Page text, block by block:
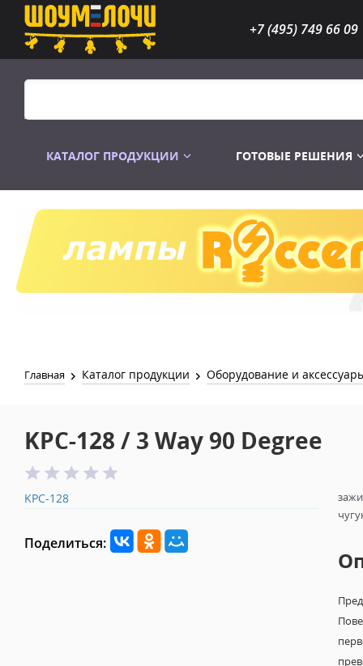
+7 (495) 749 66 09
КАТАЛОГ ПРОДУКЦИИ
Распродажа Лампы
ГОТОВЫЕ РЕШЕНИЯ
Главная Каталог продукции Оборудование и
KPC-128 / 3 Way 90 Degree
KPC-128
Поделиться: